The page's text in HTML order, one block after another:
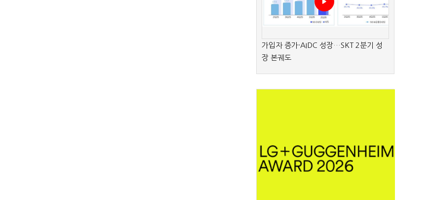
가입자 증가·AIDC 성장…SKT 2분기 성
장 본궤도